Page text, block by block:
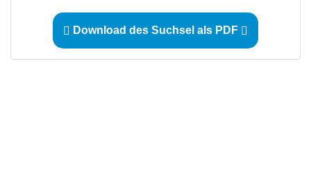
Download des Suchsel als PDF